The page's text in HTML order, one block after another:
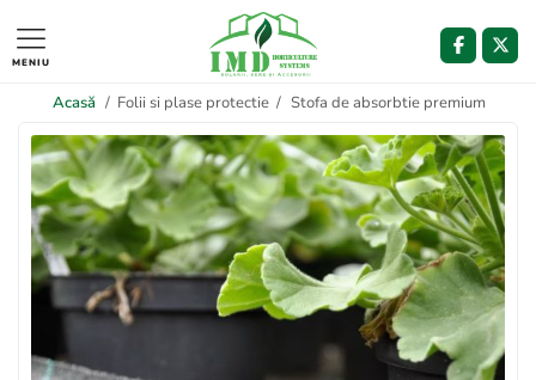
MENIU
Acasă / Folii si plase protectie / Stofa de absorbtie premium